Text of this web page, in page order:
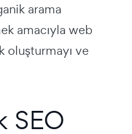
arama
amacıyla web
oluşturmayı ve
SEO